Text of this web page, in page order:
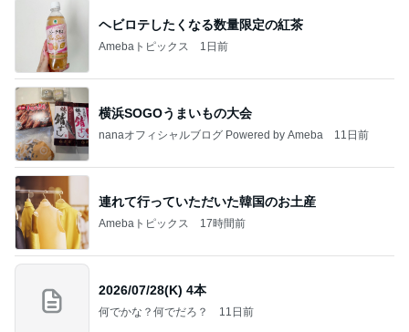
ヘビロテしたくなる数量限定の紅茶
Amebaトピックス 1日前
横浜SOGOうまいもの大会
nanaオフィシャルブログ Powered by Ameba 11日前
連れて行っていただいた韓国のお土産
Amebaトピックス 17時間前
2026/07/28(K) 4本
何でかな？何でだろ？ 11日前